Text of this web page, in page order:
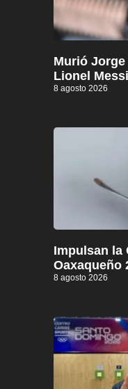
Murió
Lionel Messi
8 agosto 2026
Impulsan la
Oaxaqueño
8 agosto 2026